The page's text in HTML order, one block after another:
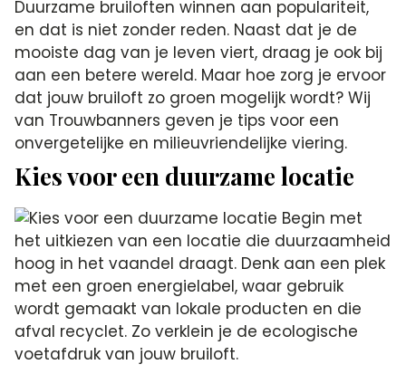
Duurzame bruiloften winnen aan populariteit,
en dat is niet zonder reden. Naast dat je de
mooiste dag van je leven viert, draag je ook bij
aan een betere wereld. Maar hoe zorg je ervoor
dat jouw bruiloft zo groen mogelijk wordt? Wij
van Trouwbanners geven je tips voor een
onvergetelijke en milieuvriendelijke viering.
Kies voor een duurzame locatie
Begin met
het uitkiezen van een locatie die duurzaamheid
hoog in het vaandel draagt. Denk aan een plek
met een groen energielabel, waar gebruik
wordt gemaakt van lokale producten en die
afval recyclet. Zo verklein je de ecologische
voetafdruk van jouw bruiloft.